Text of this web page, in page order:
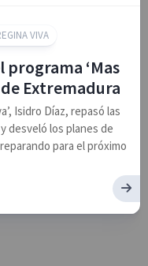
VIVA
‘Mas
de Extremadura
Isidro Díaz, repasó las
desveló los planes de
para el próximo